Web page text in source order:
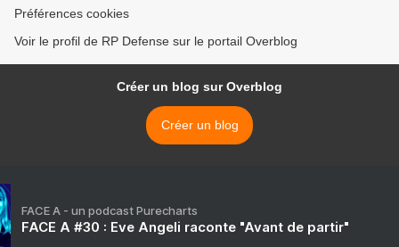
Préférences cookies
Voir le profil de RP Defense sur le portail Overblog
Créer un blog sur Overblog
Créer un blog
FACE A - un podcast Purecharts
FACE A #30 : Eve Angeli raconte "Avant de partir"